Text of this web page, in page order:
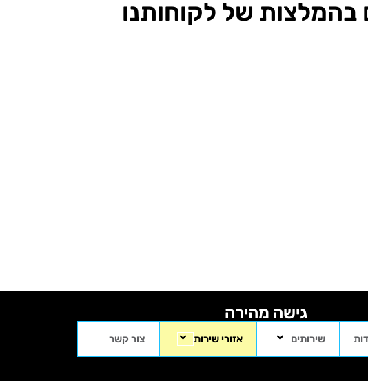
בהמלצות של לקוחותנו
גישה מהירה
שירותים אזורי שירות צור קשר